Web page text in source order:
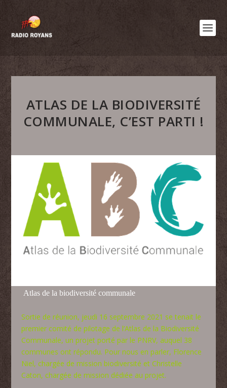
ATLAS DE LA BIODIVERSITÉ
COMMUNALE, C’EST PARTI !
Atlas de la biodiversité communale
Sortie de réunion, jeudi 16 septembre 2021 se tenait le
premier comité de pilotage de l’Atlas de la Biodiversité
Communale, un projet porté par le PNRV, auquel 38
communes ont répondu. Pour nous en parler, Florence
Niel, chargée de mission biodiversité et Christelle
Caton, chargée de mission dédiée au projet.